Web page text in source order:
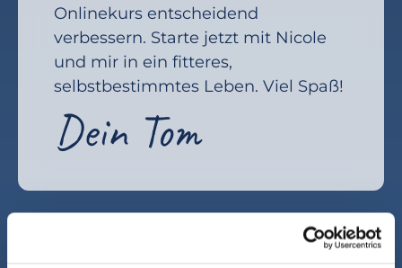
Onlinekurs entscheidend
verbessern. Starte jetzt mit Nicole
und mir in ein fitteres,
selbstbestimmtes Leben. Viel Spaß!
Dein Tom